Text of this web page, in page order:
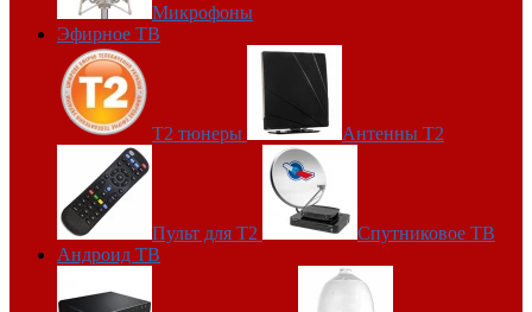
Микрофоны
Эфирное ТВ
Т2 тюнеры Антенны Т2
Пульт для Т2
Спутниковое ТВ
Андроид ТВ